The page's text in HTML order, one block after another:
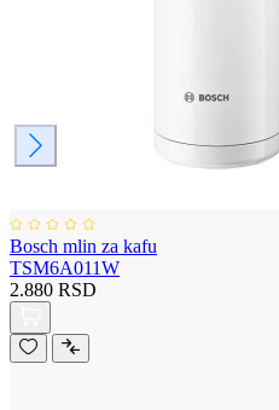
Bosch mlin za kafu
TSM6A011W
2.880 RSD